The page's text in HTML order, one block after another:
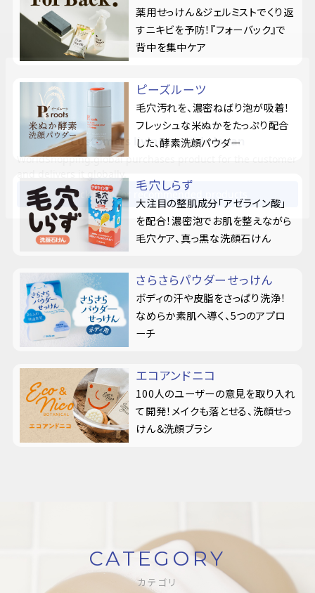
薬用せっけん＆ジェルミストでくり返
すニキビを予防！『フォーバック』で
背中を集中ケア
ピーズルーツ
毛穴汚れを、濃密ねばり泡が吸着！
フレッシュな米ぬかをたっぷり配合
した、酵素洗顔パウダー
毛穴しらず
大注目の整肌成分「アゼライン酸」
を配合！濃密泡でお肌を整えながら
毛穴ケア、真っ黒な洗顔石けん
さらさらパウダーせっけん
ボディの汗や皮脂をさっぱり洗浄！
なめらか素肌へ導く、5つのアプロ
ーチ
エコアンドニコ
100人のユーザーの意見を取り入れ
て開発！メイクも落とせる、洗顔せっ
けん＆洗顔ブラシ
CATEGORY
カテゴリ